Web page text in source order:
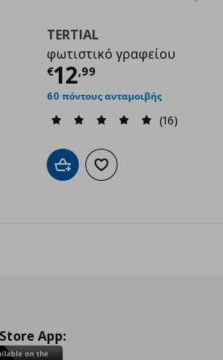
€ 145,00
TERTIAL
φωτιστικό γραφείου
€12,99
Τρέχουσα τιμή
60 πόντους ανταμοιβής
(16)
Προσθήκη στο καλάθι
Προσθήκη στα αγαπημένα
App: